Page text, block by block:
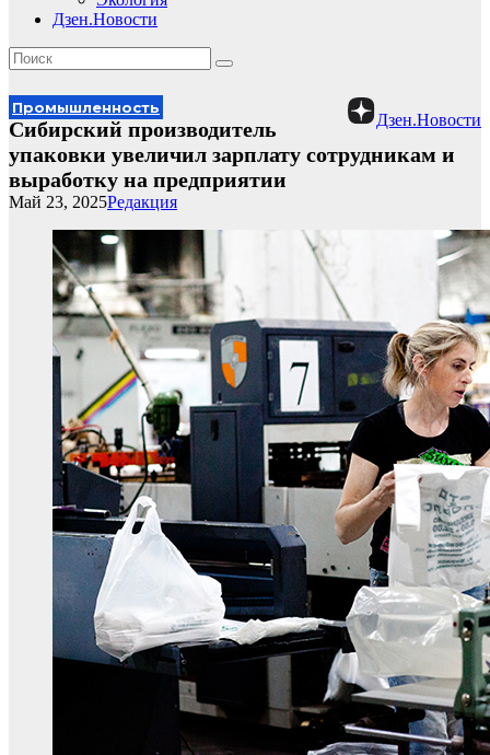
Дзен.Новости
Дзен.Новости
Промышленность
Сибирский производитель
упаковки увеличил зарплату сотрудникам и
выработку на предприятии
Редакция
Май 23, 2025